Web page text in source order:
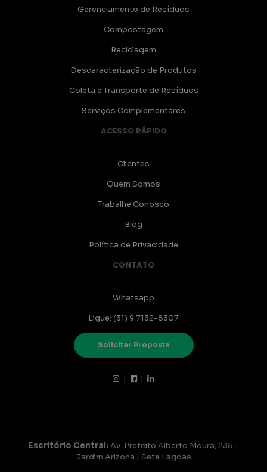
Gerenciamento de Resíduos
Compostagem
Reciclagem
Descaracterização de Produtos
Coleta e Transporte de Resíduos
Serviços Complementares
ACESSO RÁPIDO
Clientes
Quem Somos
Trabalhe Conosco
Blog
Política de Privacidade
CONTATO
Whatsapp
Ligue: (31) 9 7132-8307
Solicitar Proposta
| |
Escritório Central: Av. Prefeito Alberto Moura, 235 -
Jardim Arizona | Sete Lagoas